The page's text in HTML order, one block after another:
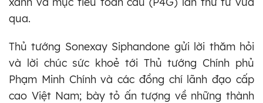
qua.
Thủ tướng Sonexay Siphandone gửi lời thăm hỏi
và lời chúc sức khoẻ tới Thủ tướng Chính phủ
Phạm Minh Chính và các đồng chí lãnh đạo cấp
cao Việt Nam; bày tỏ ấn tượng về những thành